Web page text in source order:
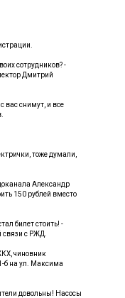
сотрудников? -
Дмитрий
вас снимут, и все
тоже думали,
Александр
150 рублей вместо
билет стоить! -
связи с РЖД.
чиновник
б на ул. Максима
довольны! Насосы